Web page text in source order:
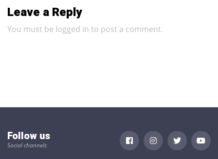
Leave a Reply
You must be logged in to post a comment.
Follow us
Social channels